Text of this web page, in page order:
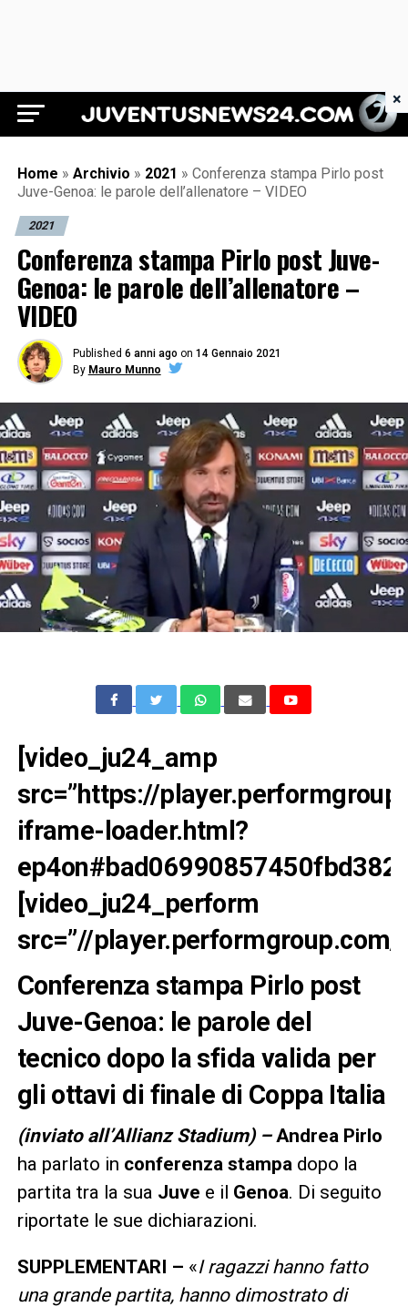
Juventus News 24
Home » Archivio » 2021 » Conferenza stampa Pirlo post
Juve-Genoa: le parole dell’allenatore – VIDEO
2021
Conferenza stampa Pirlo post Juve-
Genoa: le parole dell’allenatore –
VIDEO
Published 6 anni ago on 14 Gennaio 2021
By Mauro Munno
[video_ju24_amp
src=”https://
iframe-loader.html?
[video_ju24_perform
src=”//
Conferenza stampa Pirlo post
Juve-Genoa: le parole del
tecnico dopo la sfida valida per
gli ottavi di finale di Coppa Italia
(inviato all’Allianz Stadium) –Andrea Pirlo
ha parlato in conferenza stampa dopo la
partita tra la sua Juve e il Genoa. Di seguito
riportate le sue dichiarazioni.
SUPPLEMENTARI – «I ragazzi hanno fatto
una grande partita, hanno dimostrato di
×